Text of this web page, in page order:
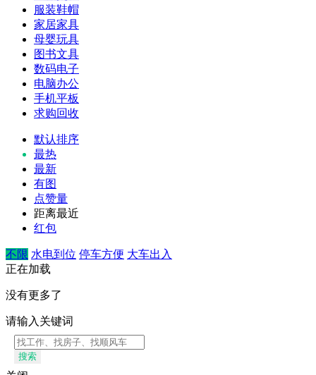
服装鞋帽
家居家具
母婴玩具
图书文具
数码电子
电脑办公
手机平板
求购回收
默认排序
最热
最新
有图
点赞量
距离最近
红包
不限 水电到位 停车方便 大车出入
正在加载
没有更多了
请输入关键词
搜索